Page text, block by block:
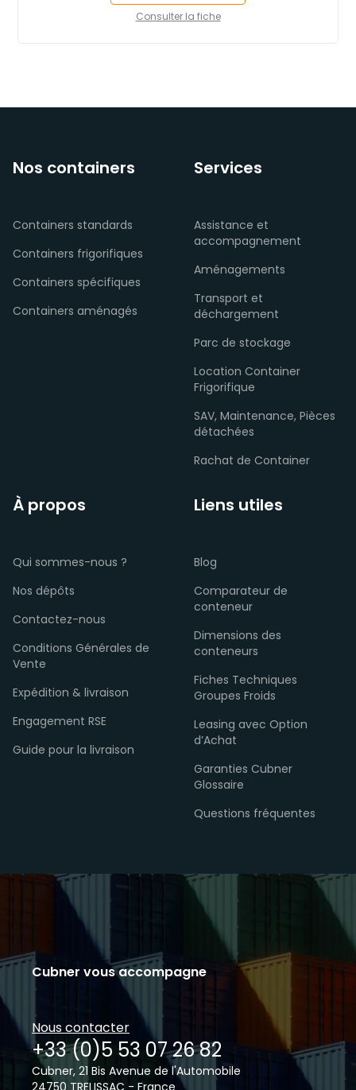
Consulter la fiche
Cubner vous accompagne
Nous contacter
+33 (0)5 53 07 26 82
Cubner, 21 Bis Avenue de l'Automobile
Nos containers
Containers standards
Containers frigorifiques
Containers spécifiques
Containers aménagés
Services
Assistance et
accompagnement
Aménagements
Transport et
déchargement
Parc de stockage
Location Container
Frigorifique
SAV, Maintenance, Pièces
détachées
Rachat de Container
À propos
Qui sommes-nous ?
Nos dépôts
Contactez-nous
Conditions Générales de
Vente
Expédition & livraison
Engagement RSE
Guide pour la livraison
Liens utiles
Blog
Comparateur de
conteneur
Dimensions des
conteneurs
Fiches Techniques
Groupes Froids
Leasing avec Option
d’Achat
Garanties Cubner
Glossaire
Questions fréquentes